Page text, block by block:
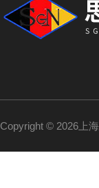
Copyright © 2026上